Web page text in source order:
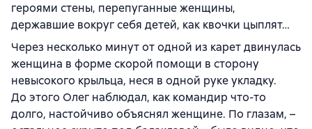
героями стены, перепуганные женщины,
державшие вокруг себя детей, как квочки цыплят…
Через несколько минут от одной из карет двинулась
женщина в форме скорой помощи в сторону
невысокого крыльца, неся в одной руке укладку.
До этого Олег наблюдал, как командир что-то
долго, настойчиво объяснял женщине. По глазам, –